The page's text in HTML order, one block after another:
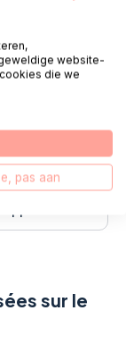
sur le
website-
die we
pas aan